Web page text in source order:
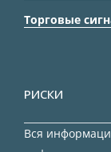
Торговые
РИСКИ
Вся